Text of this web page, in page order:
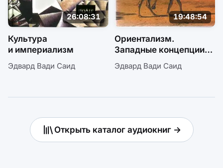
26:08:31
Культура
и империализм
Эдвард Вади Саид
19:48:54
Ориентализм.
Западные концепции
Востока
Эдвард Вади Саид
Открыть каталог аудиокниг →